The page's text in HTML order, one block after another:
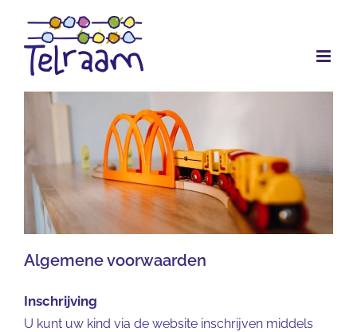
inhoud
Algemene voorwaarden
Inschrijving
U kunt uw kind via de website inschrijven middels